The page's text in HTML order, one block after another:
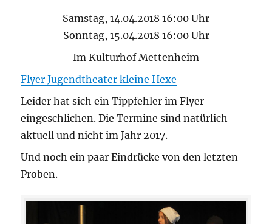
Samstag, 14.04.2018 16:00 Uhr
Sonntag, 15.04.2018 16:00 Uhr
Im Kulturhof Mettenheim
Flyer Jugendtheater kleine Hexe
Leider hat sich ein Tippfehler im Flyer
eingeschlichen. Die Termine sind natürlich
aktuell und nicht im Jahr 2017.
Und noch ein paar Eindrücke von den letzten
Proben.